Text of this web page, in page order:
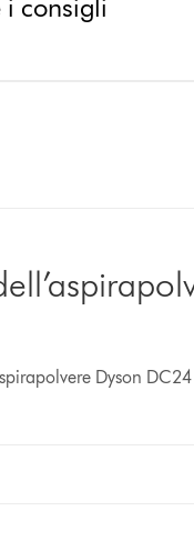
i consigli
Dyson